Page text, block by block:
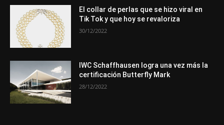
El collar de perlas que se hizo viral en
Tik Tok y que hoy se revaloriza
30/12/2022
IWC Schaffhausen logra una vez más la
certificación Butterfly Mark
28/12/2022